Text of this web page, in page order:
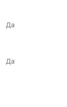
Да
Да